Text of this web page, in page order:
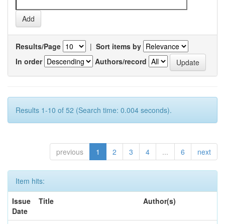
Results/Page | Sort items by
In order
Authors/record
Results 1-10 of 52 (Search time: 0.004 seconds).
previous 1 2 3 4 ... 6 next
Item hits:
Issue
Date
Title Author(s)